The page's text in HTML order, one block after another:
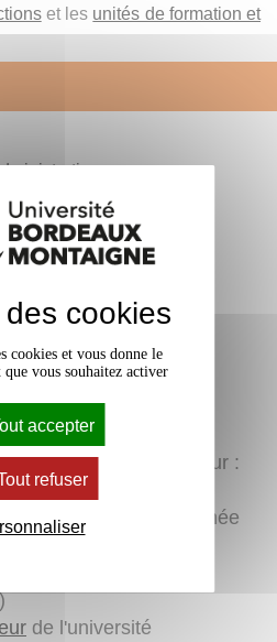
et les unités de formation et
de l'université (mis à jour :
unique (concernant l'année
de l'université
cookies
cookies et vous donne le
vous souhaitez activer
accepter
refuser